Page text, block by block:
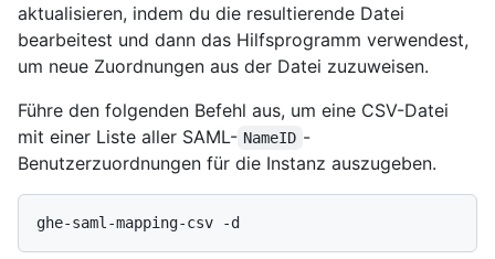
aktualisieren, indem du die resultierende Datei
bearbeitest und dann das Hilfsprogramm verwendest,
um neue Zuordnungen aus der Datei zuzuweisen.
Führe den folgenden Befehl aus, um eine CSV-Datei
mit einer Liste aller SAML- NameID -
Benutzerzuordnungen für die Instanz auszugeben.